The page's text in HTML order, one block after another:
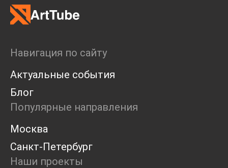
Навигация по сайту
Актуальные события
Блог
Популярные направления
Москва
Санкт-Петербург
Наши проекты